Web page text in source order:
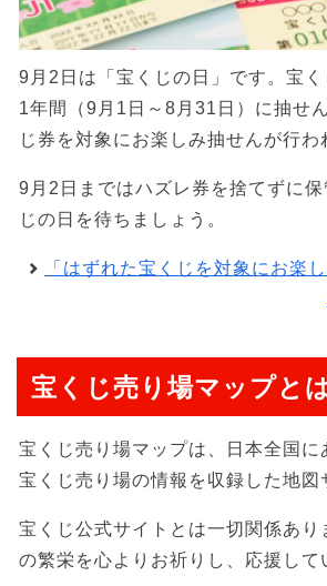
9月2日は「宝くじの日」です。宝
1年間（9月1日～8月31日）に抽せ
じ券を対象にお楽しみ抽せんが行わ
9月2日まではハズレ券を捨てずに保
じの日を待ちましょう。
「はずれた宝くじを対象にお楽
宝くじ売り場マップと
宝くじ売り場マップは、日本全国
宝くじ売り場の情報を収録した地図
宝くじ公式サイトとは一切関係あり
の繁栄を心よりお祈りし、応援して